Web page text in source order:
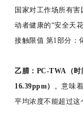
国家对工作场所有
动者健康的“安全天
接触限值 第1部分：
乙腈：PC-TWA（时
16.39ppm） 。意味
平均浓度不能超过这